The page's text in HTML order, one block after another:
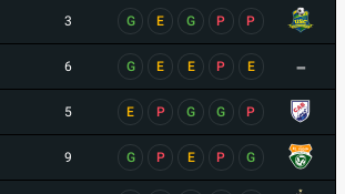
3 G E G P P
6 G E E P E -
5 E P G G P
9 G P E P G